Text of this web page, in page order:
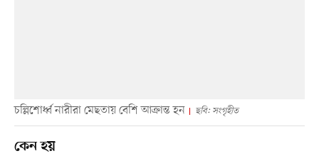
চল্লিশোর্ধ্ব নারীরা মেছতায় বেশি আক্রান্ত হন ছবি: সংগৃহীত
কেন হয়